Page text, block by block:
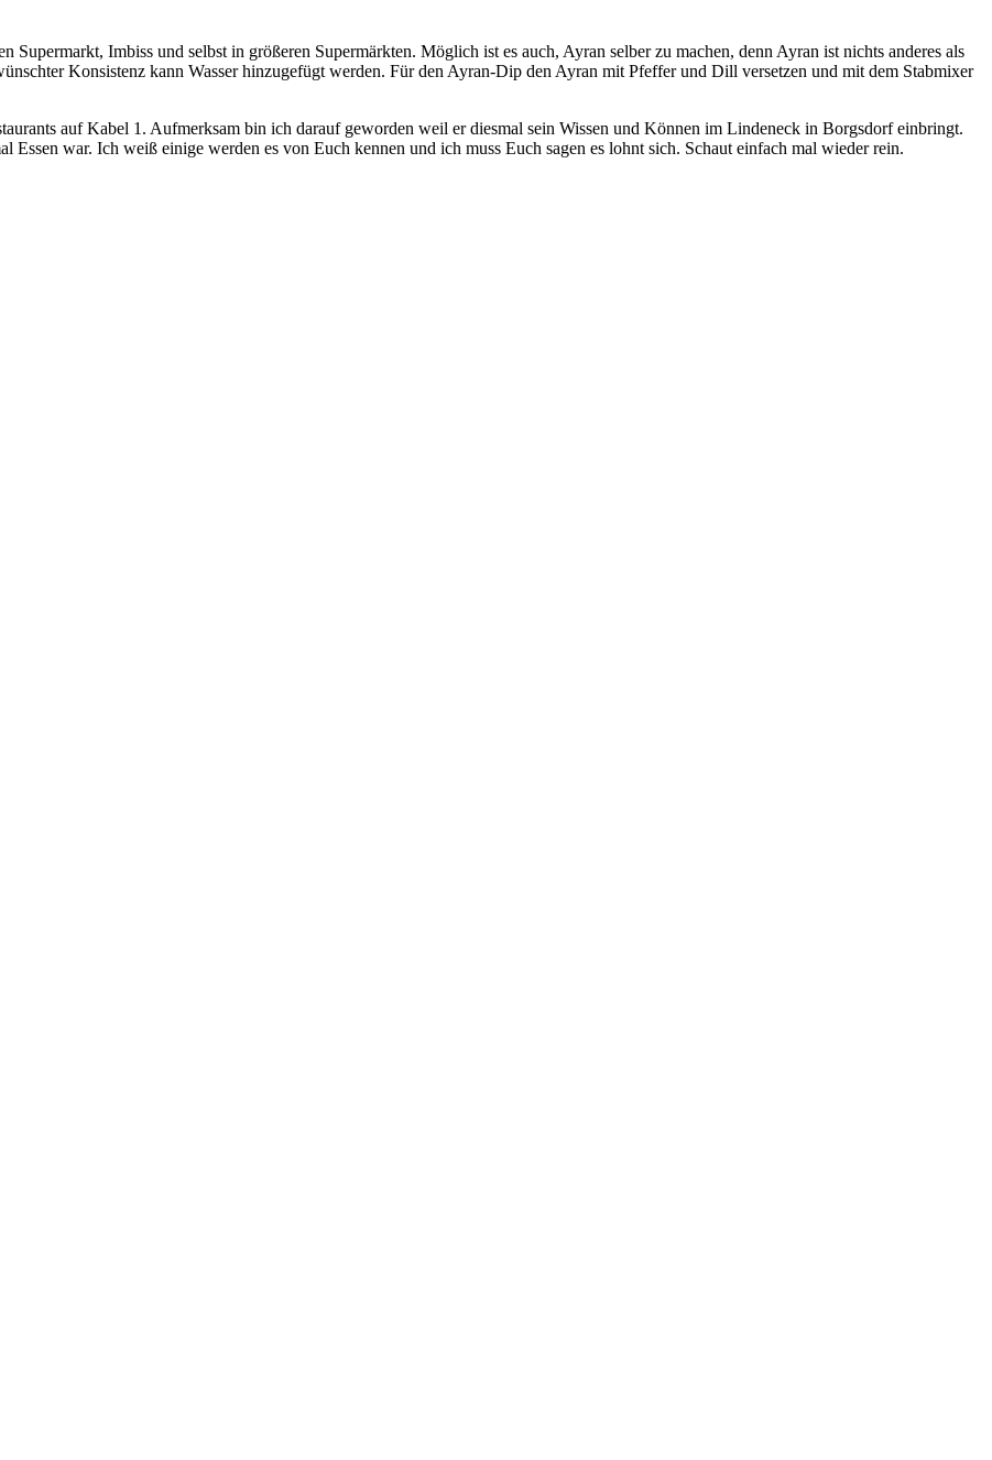
Imbiss und selbst in größeren Supermärkten. Möglich ist es auch, Ayran selber zu machen, denn Ayran ist nichts anderes als
Konsistenz kann Wasser hinzugefügt werden. Für den Ayran-Dip den Ayran mit Pfeffer und Dill versetzen und mit dem Stabmixer
auf Kabel 1. Aufmerksam bin ich darauf geworden weil er diesmal sein Wissen und Können im Lindeneck in Borgsdorf einbringt.
Essen war. Ich weiß einige werden es von Euch kennen und ich muss Euch sagen es lohnt sich. Schaut einfach mal wieder rein.